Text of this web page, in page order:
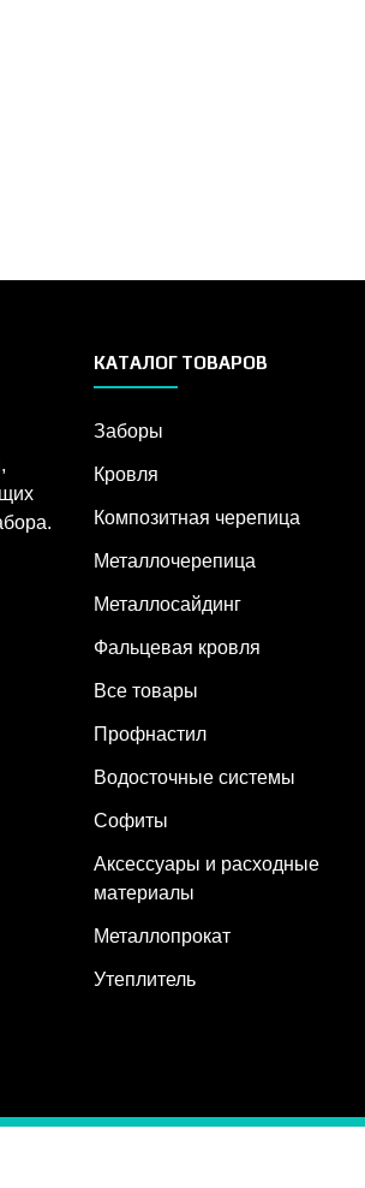
КАТАЛОГ ТОВАРОВ
Заборы
Кровля
Композитная черепица
Металлочерепица
Металлосайдинг
Фальцевая кровля
Все товары
Профнастил
Водосточные системы
Софиты
Аксессуары и расходные
материалы
Металлопрокат
Утеплитель